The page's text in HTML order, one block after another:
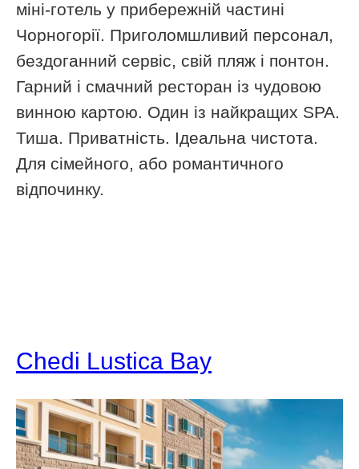
міні-готель у прибережній частині
Чорногорії. Приголомшливий персонал,
бездоганний сервіс, свій пляж і понтон.
Гарний і смачний ресторан із чудовою
винною картою. Один із найкращих SPA.
Тиша. Приватність. Ідеальна чистота.
Для сімейного, або романтичного
відпочинку.
Chedi Lustica Bay